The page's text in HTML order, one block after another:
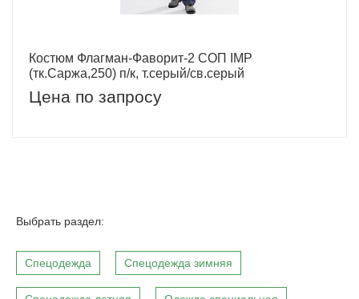
Костюм Флагман-Фаворит-2 СОП IMP
(тк.Саржа,250) п/к, т.серый/св.серый
Цена по запросу
Выбрать раздел:
Спецодежда Спецодежда зимняя